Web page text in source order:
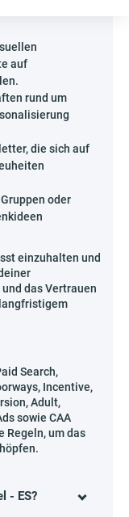
auf
rund um
die sich auf
oder
einzuhalten und
das Vertrauen
Search,
Incentive,
Adult,
sowie CAA
Regeln, um das
- ES?